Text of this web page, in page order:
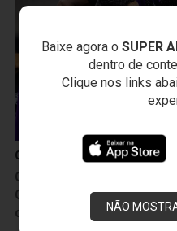
Baixe agora o SUPER
dentro de
Clique nos links
NÃO
Campeonato Brasileiro
Camp. Brasileiro:
Ceará bate a Ponte Preta
consecutiva